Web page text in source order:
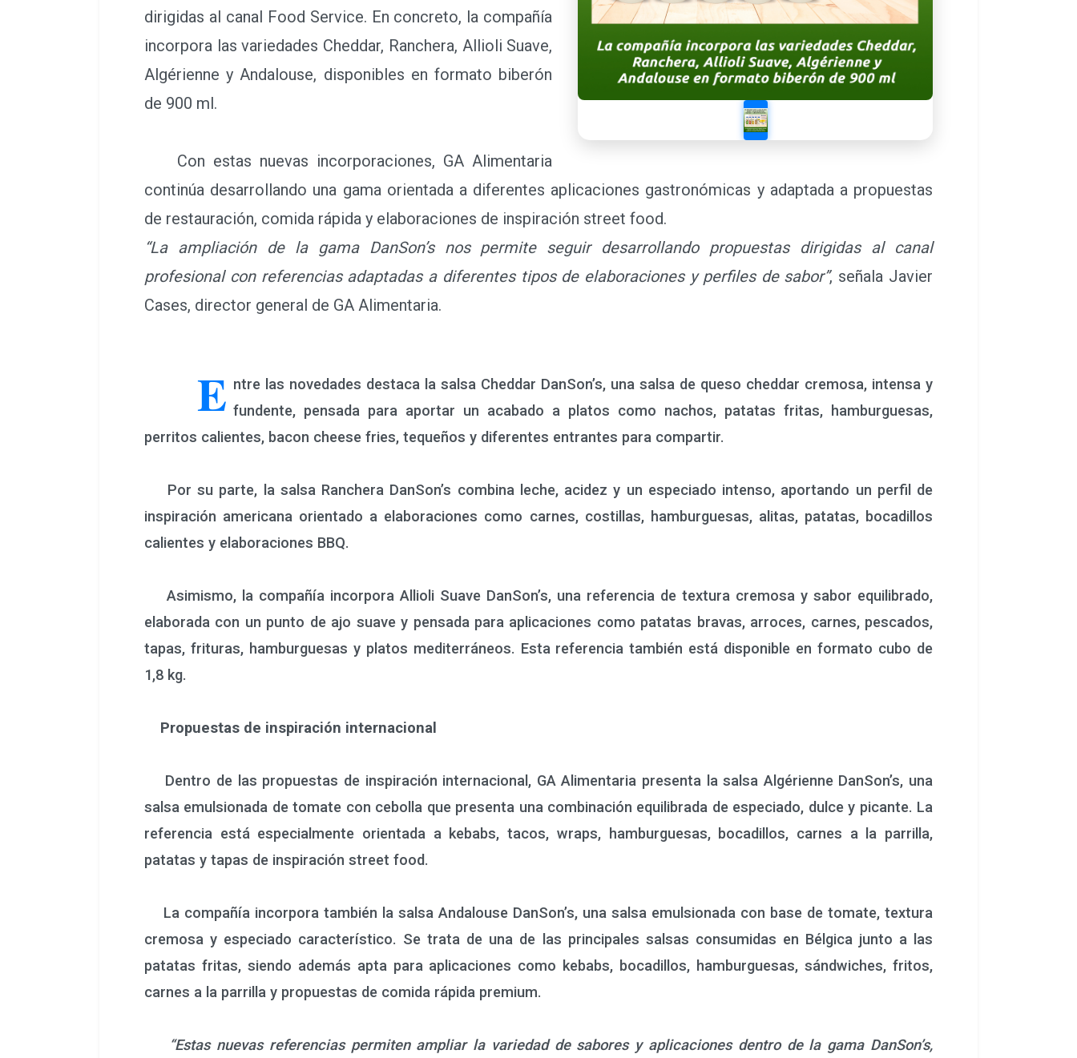
dirigidas al canal Food Service. En concreto, la compañía
incorpora las variedades Cheddar, Ranchera, Allioli Suave,
Algérienne y Andalouse, disponibles en formato biberón
de 900 ml.
Con estas nuevas incorporaciones, GA Alimentaria
continúa desarrollando una gama orientada a diferentes aplicaciones gastronómicas y adaptada a propuestas
de restauración, comida rápida y elaboraciones de inspiración street food.
“La ampliación de la gama DanSon’s nos permite seguir desarrollando propuestas dirigidas al canal
profesional con referencias adaptadas a diferentes tipos de elaboraciones y perfiles de sabor”, señala Javier
Cases, director general de GA Alimentaria.
E ntre las novedades destaca la salsa Cheddar DanSon’s, una salsa de queso cheddar cremosa, intensa y
fundente, pensada para aportar un acabado a platos como nachos, patatas fritas, hamburguesas,
perritos calientes, bacon cheese fries, tequeños y diferentes entrantes para compartir.
Por su parte, la salsa Ranchera DanSon’s combina leche, acidez y un especiado intenso, aportando un perfil de
inspiración americana orientado a elaboraciones como carnes, costillas, hamburguesas, alitas, patatas, bocadillos
calientes y elaboraciones BBQ.
Asimismo, la compañía incorpora Allioli Suave DanSon’s, una referencia de textura cremosa y sabor equilibrado,
elaborada con un punto de ajo suave y pensada para aplicaciones como patatas bravas, arroces, carnes, pescados,
tapas, frituras, hamburguesas y platos mediterráneos. Esta referencia también está disponible en formato cubo de
1,8 kg.
Propuestas de inspiración internacional
Dentro de las propuestas de inspiración internacional, GA Alimentaria presenta la salsa Algérienne DanSon’s, una
salsa emulsionada de tomate con cebolla que presenta una combinación equilibrada de especiado, dulce y picante. La
referencia está especialmente orientada a kebabs, tacos, wraps, hamburguesas, bocadillos, carnes a la parrilla,
patatas y tapas de inspiración street food.
La compañía incorpora también la salsa Andalouse DanSon’s, una salsa emulsionada con base de tomate, textura
cremosa y especiado característico. Se trata de una de las principales salsas consumidas en Bélgica junto a las
patatas fritas, siendo además apta para aplicaciones como kebabs, bocadillos, hamburguesas, sándwiches, fritos,
carnes a la parrilla y propuestas de comida rápida premium.
“Estas nuevas referencias permiten ampliar la variedad de sabores y aplicaciones dentro de la gama DanSon’s,